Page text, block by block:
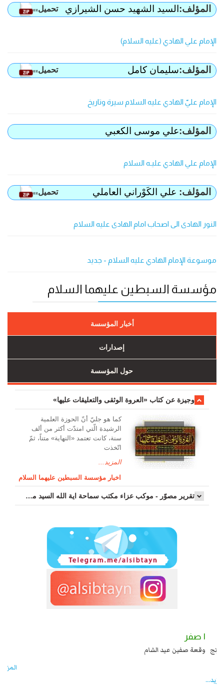
المؤلف: السيد الشهيد حسن الشيرازي تحمیل»»
الإمام علي الهادي (عليه السلام)
المؤلف:سليمان كامل تحمیل»»
الإمام عليّ الهادي عليه السلام سيرة وتاريخ
المؤلف:علي موسى الكعبي
الإمام علي الهادي عليـه السلام
المؤلف: علي الكَوْراني العاملي تحمیل»»
النور الهادی الی اصحاب امام الهادی علیه السلام
موسوعة الإمام الهادي‏ عليه السلام - جدید
مؤسسة السبطين عليهما السلام
أخبار المؤسسة
إصدارات
حول المؤسسة
وجیزة عن کتاب «العروة الوثقی والتعلیقات علیها»
کما هو جليّ أنّ الحوزة العلمیة
الرشیدة الّتي امتدّت أكثر من ألف
سنة، كانت تعتمد «النهاية» متناً، ثمّ
اتّخذت
المزيد...
اخبار مؤسسة السبطين عليهما السلام
تقرير مصوّر - موكب عزاء مکتب سماحة اية الله السيد مرتضى الموسوي الاصفهاني في يوم إستشهاد السيدة فاطم...
عند يزيد شهادة زيد بن علي بن الحسين عليهما السلام قتل صاحب الزنج